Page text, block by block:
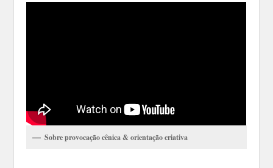
Sobre provocação cênica & orientação criativa